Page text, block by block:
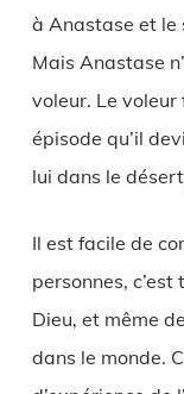
à Anastase et le
Mais Anastase
voleur. Le
épisode qu’il
lui dans le
Il est facile de
personnes,
Dieu, et même
dans le monde.